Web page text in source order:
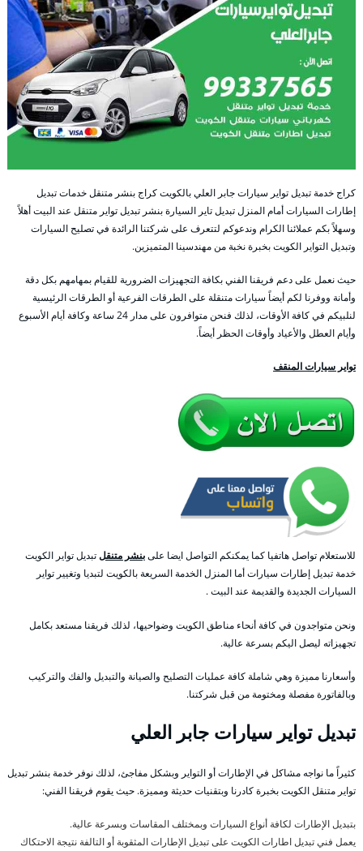
كراج خدمة تبديل تواير سيارات جابر العلي بالكويت كراج بنشر متنقل خدمات تبديل
إطارات السيارات أمام المنزل تبديل تاير السيارة بنشر تبديل تواير متنقل عند البيت أهلاً
وسهلاً بكم عملائنا الكرام وندعوكم لتتعرف على شركتنا الرائدة في تصليح السيارات
وتبديل التواير الكويت بخبرة نخبة من مهندسينا المتميزين.
حيث نعمل على دعم فريقنا الفني بكافة التجهيزات الضرورية للقيام بمهامهم بكل دقة
وأمانة ووفرنا لكم أيضاً سيارات متنقلة على الطرقات الفرعية أو الطرقات الرئيسية
لنلبيكم في كافة الأوقات، لذلك فنحن متوافرون على مدار 24 ساعة وكافة أيام الأسبوع
وأيام العطل والأعياد وأوقات الحظر أيضاً.
تواير سيارات المنقف
للاستعلام تواصل هاتفيا كما يمكنكم التواصل ايضا علىبنشر متنقلتبديل تواير الكويت
خدمة تبديل إطارات سيارات أما المنزل الخدمة السريعة بالكويت لتبديا وتغيير تواير
السيارات الجديدة والقديمة عند البيت .
ونحن متواجدون في كافة أنحاء مناطق الكويت وضواحيها، لذلك فريقنا مستعد بكامل
تجهيزاته ليصل اليكم بسرعة عالية.
وأسعارنا مميزة وهي شاملة كافة عمليات التصليح والصيانة والتبديل والفك والتركيب
وبالفاتورة مفصلة ومختومة من قبل شركتنا.
تبديل تواير سيارات جابر العلي
كثيراً ما نواجه مشاكل في الإطارات أو التواير وبشكل مفاجئ، لذلك نوفر خدمة بنشر تبديل
تواير متنقل الكويت بخبرة كادرنا وبتقنيات حديثة ومميزة. حيث يقوم فريقنا الفني:
بتبديل الإطارات لكافة أنواع السيارات وبمختلف المقاسات وبسرعة عالية.
يعمل فني تبديل اطارات الكويت على تبديل الإطارات المثقوبة أو التالفة نتيجة الاحتكاك